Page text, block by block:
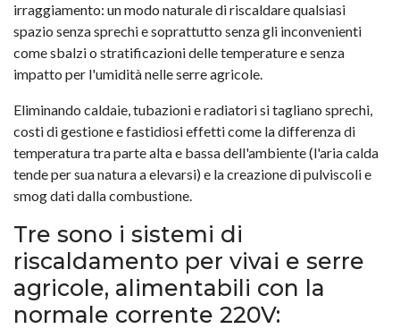
irraggiamento: un modo naturale di riscaldare qualsiasi
spazio senza sprechi e soprattutto senza gli inconvenienti
come sbalzi o stratificazioni delle temperature e senza
impatto per l'umidità nelle serre agricole.
Eliminando caldaie, tubazioni e radiatori si tagliano sprechi,
costi di gestione e fastidiosi effetti come la differenza di
temperatura tra parte alta e bassa dell'ambiente (l'aria calda
tende per sua natura a elevarsi) e la creazione di pulviscoli e
smog dati dalla combustione.
Tre sono i sistemi di
riscaldamento per vivai e serre
agricole, alimentabili con la
normale corrente 220V: